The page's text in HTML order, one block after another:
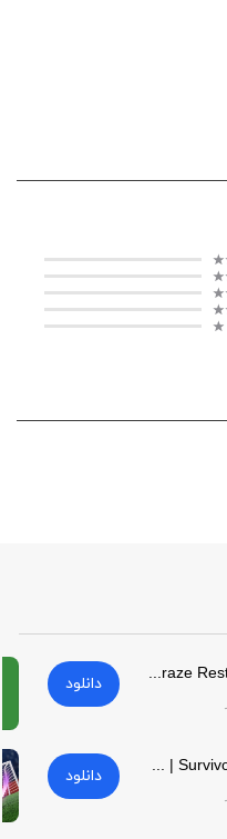
دانلود بازی Rush Cooking: Craze Restaurant Hack هک شده | Rush Cooking: Craze Restaurant Hack دانلود
Survivor Base - Zombie Siege | Survivor Base - Zombie Siege دانلود